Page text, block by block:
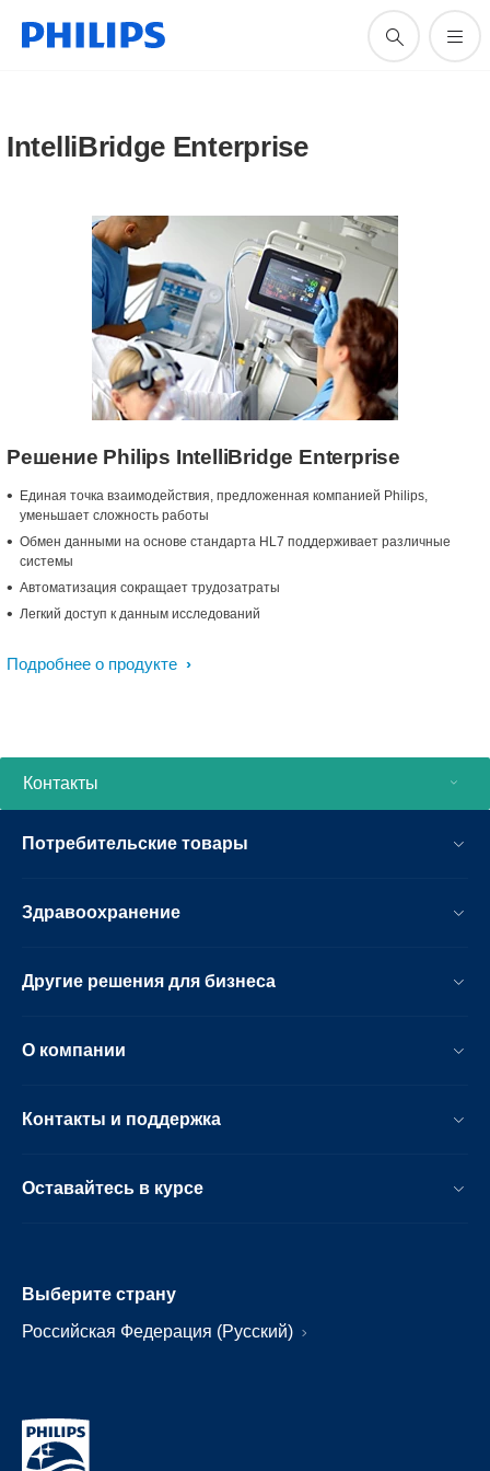
IntelliBridge Enterprise
Решение Philips IntelliBridge Enterprise
Единая точка взаимодействия, предложенная компанией Philips,
уменьшает сложность работы
Обмен данными на основе стандарта HL7 поддерживает различные
системы
Автоматизация сокращает трудозатраты
Легкий доступ к данным исследований
Подробнее о продукте
Контакты
Потребительские товары
Здравоохранение
Другие решения для бизнеса
О компании
Контакты и поддержка
Оставайтесь в курсе
Выберите страну
Российская Федерация (Русский)